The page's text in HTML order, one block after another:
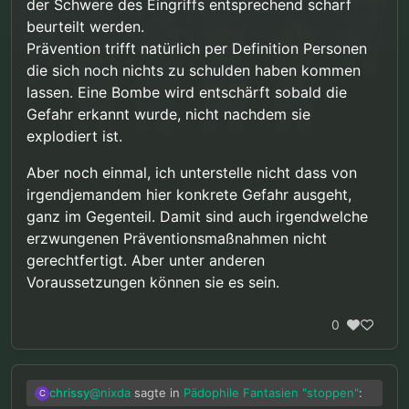
der Schwere des Eingriffs entsprechend scharf
beurteilt werden.
Prävention trifft natürlich per Definition Personen
die sich noch nichts zu schulden haben kommen
lassen. Eine Bombe wird entschärft sobald die
Gefahr erkannt wurde, nicht nachdem sie
explodiert ist.
Aber noch einmal, ich unterstelle nicht dass von
irgendjemandem hier konkrete Gefahr ausgeht,
ganz im Gegenteil. Damit sind auch irgendwelche
erzwungenen Präventionsmaßnahmen nicht
gerechtfertigt. Aber unter anderen
Voraussetzungen können sie es sein.
0
C chrissy@nixda sagte in Pädophile Fantasien "stoppen":